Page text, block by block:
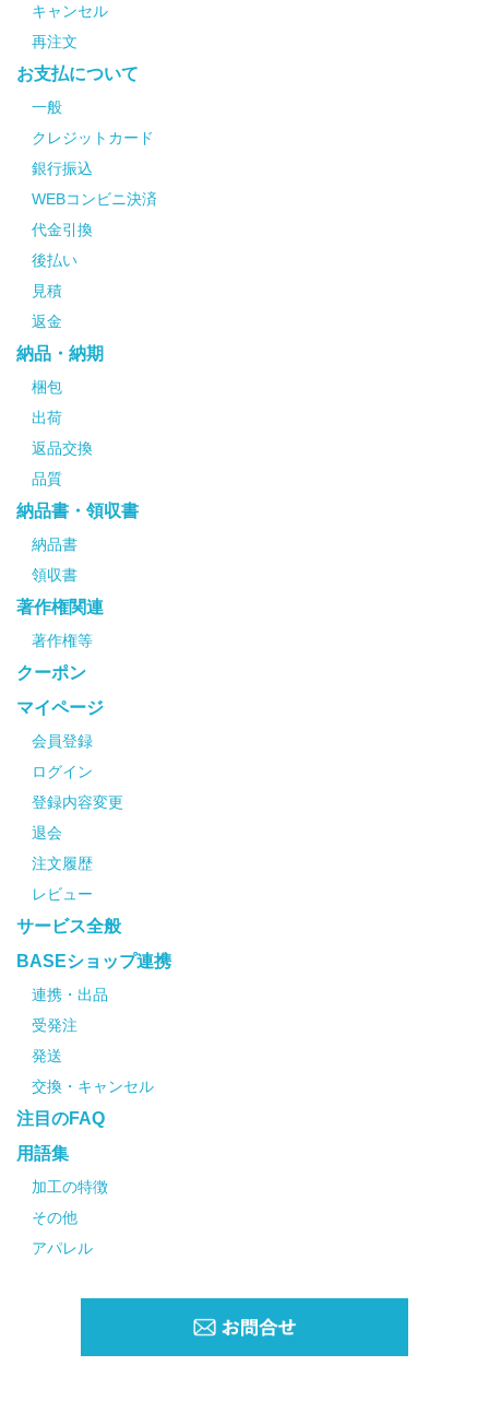
キャンセル
再注文
お支払について
一般
クレジットカード
銀行振込
WEBコンビニ決済
代金引換
後払い
見積
返金
納品・納期
梱包
出荷
返品交換
品質
納品書・領収書
納品書
領収書
著作権関連
著作権等
クーポン
マイページ
会員登録
ログイン
登録内容変更
退会
注文履歴
レビュー
サービス全般
BASEショップ連携
連携・出品
受発注
発送
交換・キャンセル
注目のFAQ
用語集
加工の特徴
その他
アパレル